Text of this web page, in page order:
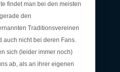
findet man bei den meisten
den
Traditionsvereinen
auch nicht bei deren Fans.
sich (leider immer noch)
ab, als an ihrer eigenen